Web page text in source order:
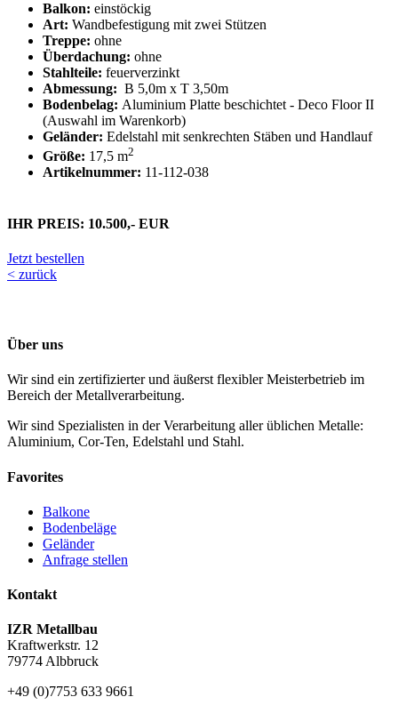
Balkon: einstöckig
Art: Wandbefestigung mit zwei Stützen
Treppe: ohne
Überdachung: ohne
Stahlteile: feuerverzinkt
Abmessung: B 5,0m x T 3,50m
Bodenbelag: Aluminium Platte beschichtet - Deco Floor II
(Auswahl im Warenkorb)
Geländer: Edelstahl mit senkrechten Stäben und Handlauf
Größe: 17,5 m2
Artikelnummer: 11-112-038
IHR PREIS: 10.500,- EUR
Jetzt bestellen
< zurück
Über uns
Wir sind ein zertifizierter und äußerst flexibler Meisterbetrieb im
Bereich der Metallverarbeitung.
Wir sind Spezialisten in der Verarbeitung aller üblichen Metalle:
Aluminium, Cor-Ten, Edelstahl und Stahl.
Favorites
Balkone
Bodenbeläge
Geländer
Anfrage stellen
Kontakt
IZR Metallbau
Kraftwerkstr. 12
79774 Albbruck
+49 (0)7753 633 9661